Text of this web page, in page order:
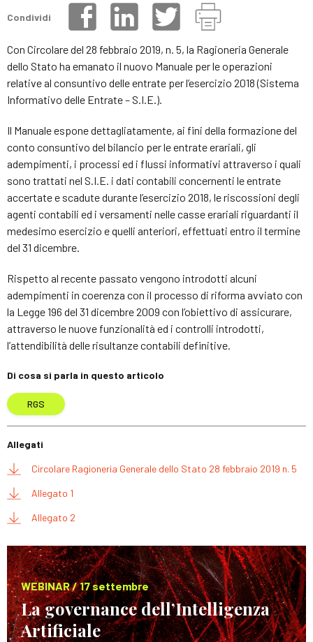
Condividi
Con Circolare del 28 febbraio 2019, n. 5, la Ragioneria Generale
dello Stato ha emanato il nuovo Manuale per le operazioni
relative al consuntivo delle entrate per l’esercizio 2018 (Sistema
Informativo delle Entrate – S.I.E.).
Il Manuale espone dettagliatamente, ai fini della formazione del
conto consuntivo del bilancio per le entrate erariali, gli
adempimenti, i processi ed i flussi informativi attraverso i quali
sono trattati nel S.I.E. i dati contabili concernenti le entrate
accertate e scadute durante l’esercizio 2018, le riscossioni degli
agenti contabili ed i versamenti nelle casse erariali riguardanti il
medesimo esercizio e quelli anteriori, effettuati entro il termine
del 31 dicembre.
Rispetto al recente passato vengono introdotti alcuni
adempimenti in coerenza con il processo di riforma avviato con
la Legge 196 del 31 dicembre 2009 con l’obiettivo di assicurare,
attraverso le nuove funzionalità ed i controlli introdotti,
l’attendibilità delle risultanze contabili definitive.
Di cosa si parla in questo articolo
RGS
Allegati
Circolare Ragioneria Generale dello Stato 28 febbraio 2019 n. 5
Allegato 1
Allegato 2
WEBINAR / 17 settembre
La governance dell’Intelligenza
Artificiale